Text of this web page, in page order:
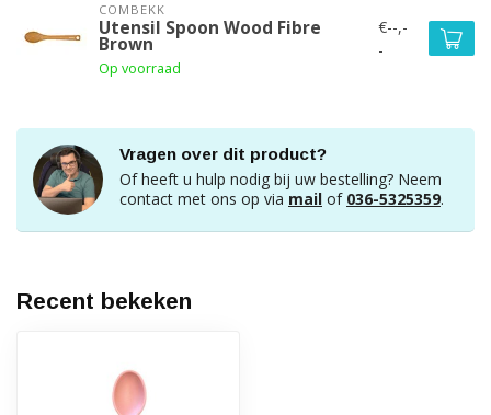
COMBEKK
Utensil Spoon Wood Fibre
Brown
Op voorraad
€--,-
-
Vragen over dit product?
Of heeft u hulp nodig bij uw bestelling? Neem
contact met ons op via mail of 036-5325359.
Recent bekeken